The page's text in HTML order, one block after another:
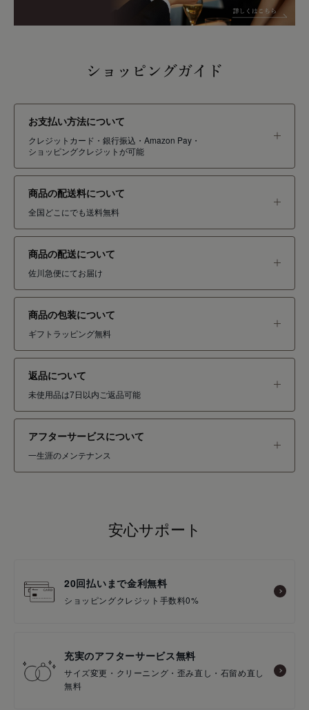
ショッピングガイド
お支払い方法について
クレジットカード・銀行振込・Amazon Pay・
ショッピングクレジットが可能
商品の配送料について
全国どこにでも送料無料
商品の配送について
佐川急便にてお届け
商品の包装について
ギフトラッピング無料
返品について
未使用品は7日以内ご返品可能
アフターサービスについて
一生涯のメンテナンス
安心サポート
20回払いまで金利無料
ショッピングクレジット手数料0%
充実のアフターサービス無料
サイズ変更・クリーニング・歪み直し・石留め直し
無料